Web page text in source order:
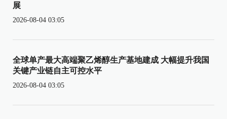
展
2026-08-04 03:05
全球单产最大高端聚乙烯醇生产基地建成 大幅提升我国
关键产业链自主可控水平
2026-08-04 03:05